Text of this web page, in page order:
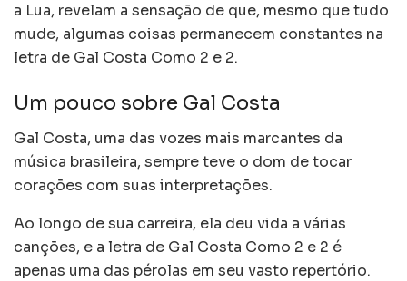
a Lua, revelam a sensação de que, mesmo que tudo
mude, algumas coisas permanecem constantes na
letra de Gal Costa Como 2 e 2.
Um pouco sobre Gal Costa
Gal Costa, uma das vozes mais marcantes da
música brasileira, sempre teve o dom de tocar
corações com suas interpretações.
Ao longo de sua carreira, ela deu vida a várias
canções, e a letra de Gal Costa Como 2 e 2 é
apenas uma das pérolas em seu vasto repertório.